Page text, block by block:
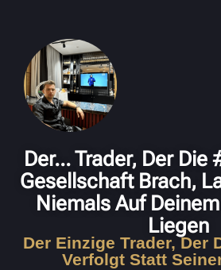
Der... Trader, Der Die
Gesellschaft Brach,
Niemals Auf
Liegen
Der Einzige Trader, Der
Verfolgt Statt